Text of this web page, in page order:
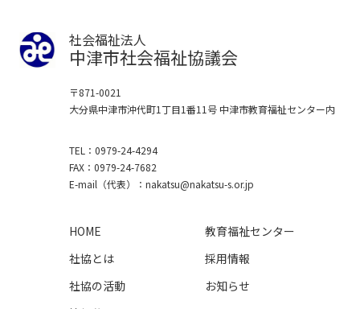
社会福祉法人
中津市社会福祉協議会
〒871-0021
大分県中津市沖代町1丁目1番11号 中津市教育福祉センター内
TEL
0979-24-4294
FAX
0979-24-7682
E-mail （代表） nakatsu nakatsu-s.or.jp
HOME
社協とは
社協の活動
教育福祉センター
採用情報
お知らせ